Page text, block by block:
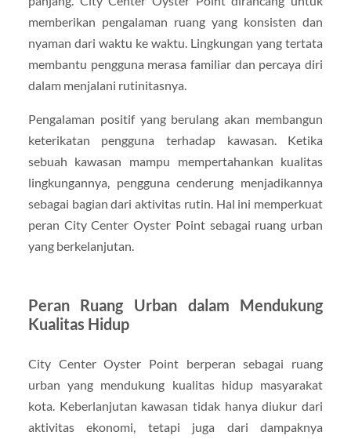
memberikan pengalaman ruang yang konsisten dan
nyaman dari waktu ke waktu. Lingkungan yang tertata
membantu pengguna merasa familiar dan percaya diri
dalam menjalani rutinitasnya.
Pengalaman positif yang berulang akan membangun
keterikatan pengguna terhadap kawasan. Ketika
sebuah kawasan mampu mempertahankan kualitas
lingkungannya, pengguna cenderung menjadikannya
sebagai bagian dari aktivitas rutin. Hal ini memperkuat
peran City Center Oyster Point sebagai ruang urban
yang berkelanjutan.
Peran Ruang Urban dalam Mendukung
Kualitas Hidup
City Center Oyster Point berperan sebagai ruang
urban yang mendukung kualitas hidup masyarakat
kota. Keberlanjutan kawasan tidak hanya diukur dari
aktivitas ekonomi, tetapi juga dari dampaknya